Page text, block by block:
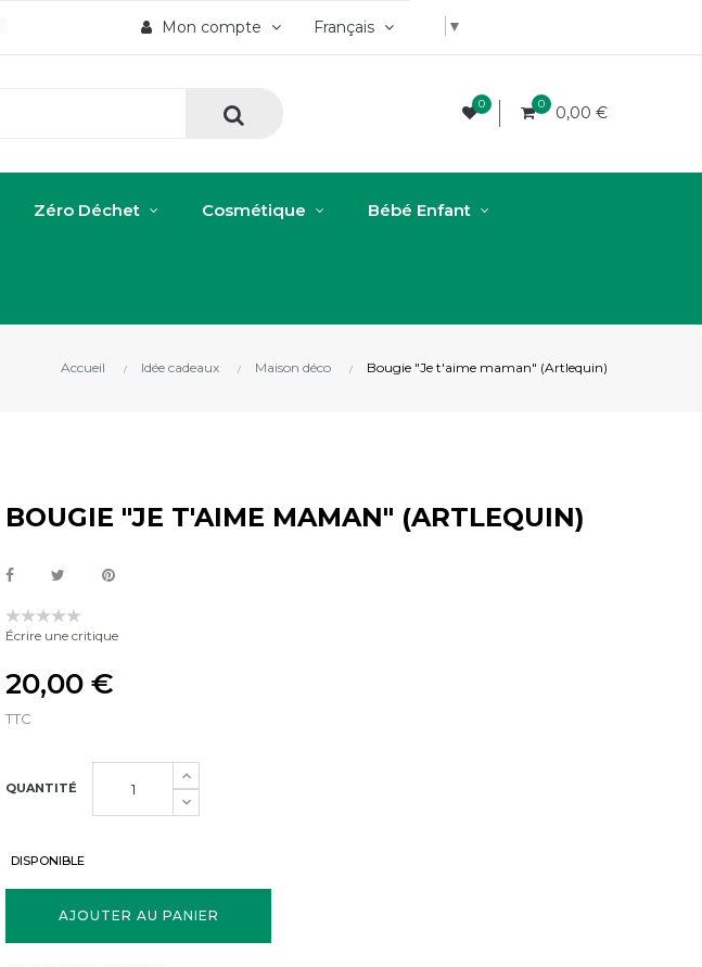
Français
Mon compte ▼
0 0 0,00 €
Zéro Déchet Cosmétique Bébé Enfant
Accueil Idée cadeaux Maison déco Bougie "Je t'aime maman" (Artlequin)
BOUGIE "JE T'AIME MAMAN" (ARTLEQUIN)
Écrire une critique
20,00 €
TTC
QUANTITÉ
DISPONIBLE
AJOUTER AU PANIER